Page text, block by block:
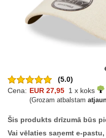
(5.0)
Cena: EUR 27,95 1 x koks
(Grozam atbalstam
Šis produkts drīzumā būs
Vai vēlaties saņemt e-